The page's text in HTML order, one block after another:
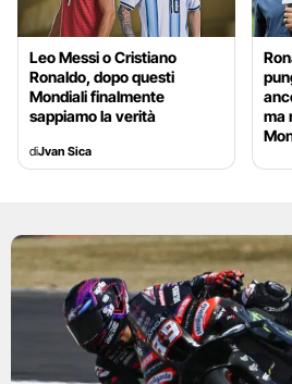
Leo Messi o Cristiano
Ronaldo, dopo questi
Mondiali finalmente
sappiamo la verità
diJvan Sica
ma